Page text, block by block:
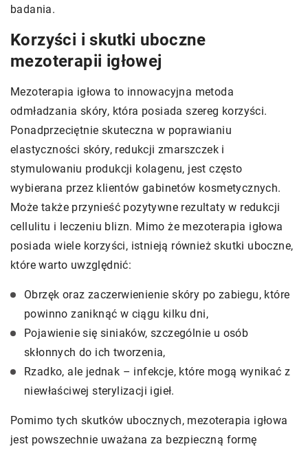
badania.
Korzyści i skutki uboczne
mezoterapii igłowej
Mezoterapia igłowa to innowacyjna metoda
odmładzania skóry, która posiada szereg korzyści.
Ponadprzeciętnie skuteczna w poprawianiu
elastyczności skóry, redukcji zmarszczek i
stymulowaniu produkcji kolagenu, jest często
wybierana przez klientów gabinetów kosmetycznych.
Może także przynieść pozytywne rezultaty w redukcji
cellulitu i leczeniu blizn. Mimo że mezoterapia igłowa
posiada wiele korzyści, istnieją również skutki uboczne,
które warto uwzględnić:
Obrzęk oraz zaczerwienienie skóry po zabiegu, które
powinno zaniknąć w ciągu kilku dni,
Pojawienie się siniaków, szczególnie u osób
skłonnych do ich tworzenia,
Rzadko, ale jednak – infekcje, które mogą wynikać z
niewłaściwej sterylizacji igieł.
Pomimo tych skutków ubocznych, mezoterapia igłowa
jest powszechnie uważana za bezpieczną formę